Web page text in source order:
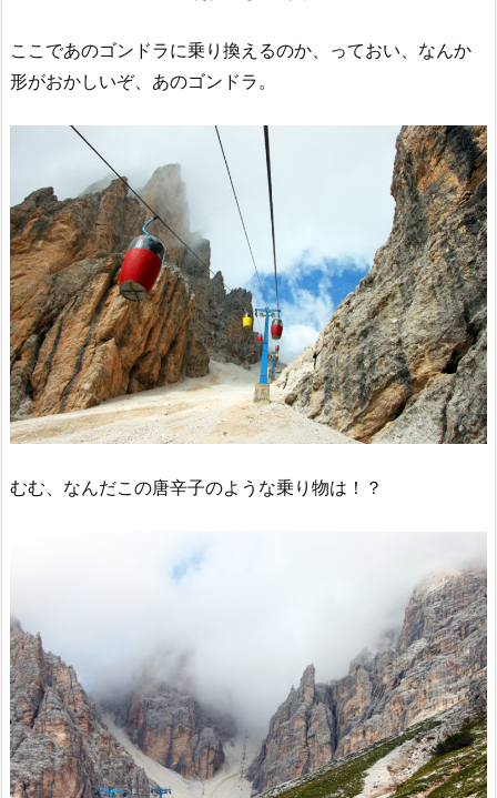
ここであのゴンドラに乗り換えるのか、っておい、なんか
形がおかしいぞ、あのゴンドラ。
むむ、なんだこの唐辛子のような乗り物は！？